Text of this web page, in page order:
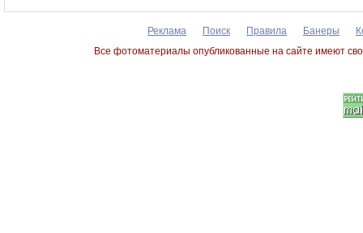
Реклама Поиск Правила Банеры
Все фотоматериалы опубликованные на сайте имеют